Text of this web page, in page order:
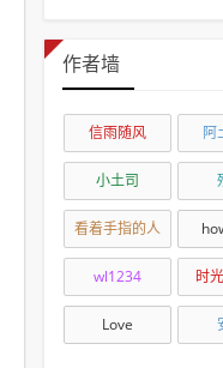
作者墙
信雨随风 阿
小土司
看着手指的人
wl1234 时
Love